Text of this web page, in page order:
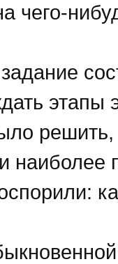
чего-
наиболее